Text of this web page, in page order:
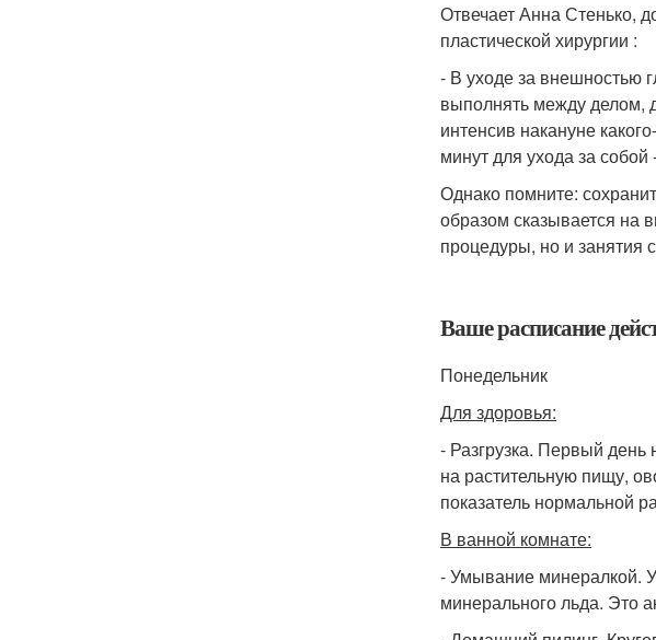
Отвечает Анна Стенько,
пластической хирургии :
- В уходе за внешностью
выполнять между делом,
интенсив накануне
минут для ухода за собой
Однако помните:
образом сказывается на
процедуры, но и занятия
Ваше расписание
Понедельник
Для здоровья:
- Разгрузка. Первый день
на растительную пищу,
показатель нормальной
В ванной комнате:
- Умывание минералкой.
минерального льда. Это